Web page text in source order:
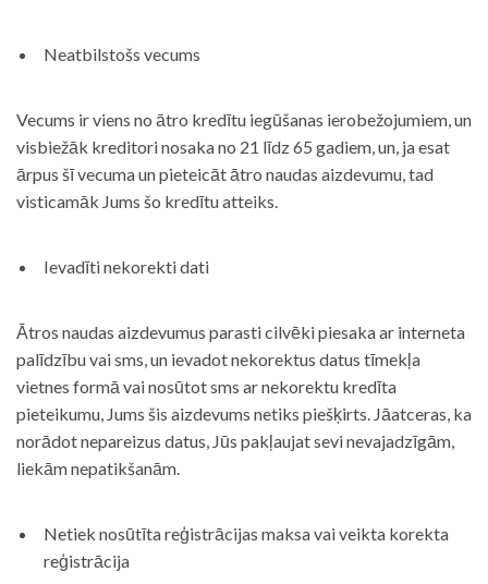
Neatbilstošs vecums
Vecums ir viens no ātro kredītu iegūšanas ierobežojumiem, un
visbiežāk kreditori nosaka no 21 līdz 65 gadiem, un, ja esat
ārpus šī vecuma un pieteicāt ātro naudas aizdevumu, tad
visticamāk Jums šo kredītu atteiks.
Ievadīti nekorekti dati
Ātros naudas aizdevumus parasti cilvēki piesaka ar interneta
palīdzību vai sms, un ievadot nekorektus datus tīmekļa
vietnes formā vai nosūtot sms ar nekorektu kredīta
pieteikumu, Jums šis aizdevums netiks piešķirts. Jāatceras, ka
norādot nepareizus datus, Jūs pakļaujat sevi nevajadzīgām,
liekām nepatikšanām.
Netiek nosūtīta reģistrācijas maksa vai veikta korekta
reģistrācija